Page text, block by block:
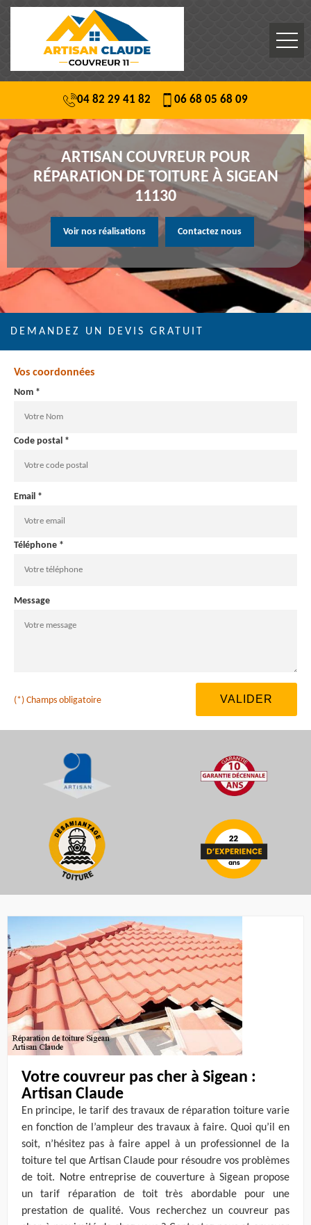
04 82 29 41 82 06 68 05 68 09
ARTISAN COUVREUR POUR
RÉPARATION DE TOITURE À SIGEAN
11130
Voir nos réalisations Contactez nous
DEMANDEZ UN DEVIS GRATUIT
Vos coordonnées
Nom *
Code postal *
Email *
Téléphone *
Message
(*) Champs obligatoire
Votre couvreur pas cher à Sigean :
Artisan Claude
En principe, le tarif des travaux de réparation toiture varie
en fonction de l’ampleur des travaux à faire. Quoi qu’il en
soit, n’hésitez pas à faire appel à un professionnel de la
toiture tel que Artisan Claude pour résoudre vos problèmes
de toit. Notre entreprise de couverture à Sigean propose
un tarif réparation de toit très abordable pour une
prestation de qualité. Vous recherchez un couvreur pas